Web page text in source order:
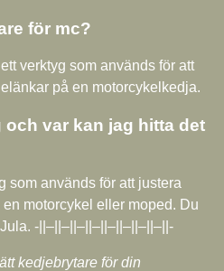
för mc?
verktyg som används för att
på en motorcykelkedja.
och var kan jag hitta det
som används för att justera
motorcykel eller moped. Du
-||–||–||–||–||–||–||–||–||-
kedjebrytare för din